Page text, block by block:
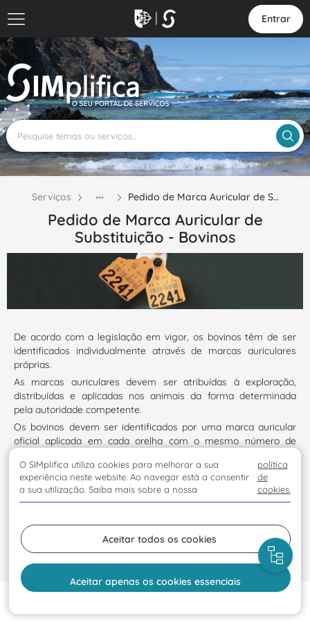
Entrar
Serviços Pedido de Marca Auricular de S…
Pedido de Marca Auricular de
Substituição - Bovinos
De acordo com a legislação em vigor, os bovinos têm de ser
identificados individualmente através de marcas auriculares
próprias.
As marcas auriculares devem ser atribuídas à exploração,
distribuídas e aplicadas nos animais da forma determinada
pela autoridade competente.
Os bovinos devem ser identificados por uma marca auricular
oficial aplicada em cada orelha com o mesmo número de
data de nascimento do bovino e, em qualquer caso, antes de
este deixar a exploração em que nasceu.
Nenhum meio de identificação pode ser removido ou
Sempre que uma marca auricular se tenha tornado ilegível ou
se tenha perdido, deve ser aplicada uma outra marca com o
mesmo código, acrescido de número que identifique a sua
versão.
O SIMplifica utiliza cookies para melhorar a sua
experiência neste website. Ao navegar está a consentir
a sua utilização. Saiba mais sobre a nossa
política
de
cookies.
Aceitar todos os cookies
Aceitar apenas os cookies essenciais